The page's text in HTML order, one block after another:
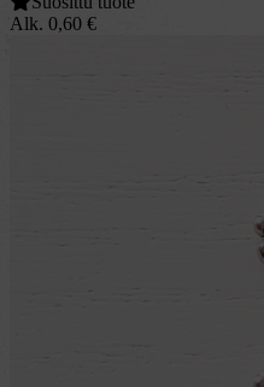
Alk. 0,60 €